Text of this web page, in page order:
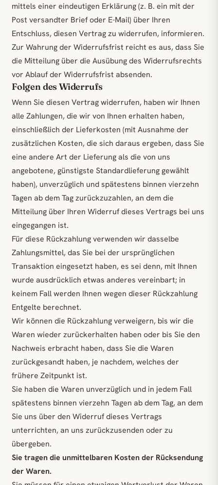
mittels einer eindeutigen Erklärung (z. B. ein mit der
Post versandter Brief oder E-Mail) über Ihren
Entschluss, diesen Vertrag zu widerrufen, informieren.
Zur Wahrung der Widerrufsfrist reicht es aus, dass Sie
die Mitteilung über die Ausübung des Widerrufsrechts
vor Ablauf der Widerrufsfrist absenden.
Folgen des Widerrufs
Wenn Sie diesen Vertrag widerrufen, haben wir Ihnen
alle Zahlungen, die wir von Ihnen erhalten haben,
einschließlich der Lieferkosten (mit Ausnahme der
zusätzlichen Kosten, die sich daraus ergeben, dass Sie
eine andere Art der Lieferung als die von uns
angebotene, günstigste Standardlieferung gewählt
haben), unverzüglich und spätestens binnen vierzehn
Tagen ab dem Tag zurückzuzahlen, an dem die
Mitteilung über Ihren Widerruf dieses Vertrags bei uns
eingegangen ist.
Für diese Rückzahlung verwenden wir dasselbe
Zahlungsmittel, das Sie bei der ursprünglichen
Transaktion eingesetzt haben, es sei denn, mit Ihnen
wurde ausdrücklich etwas anderes vereinbart; in
keinem Fall werden Ihnen wegen dieser Rückzahlung
Entgelte berechnet.
Wir können die Rückzahlung verweigern, bis wir die
Waren wieder zurückerhalten haben oder bis Sie den
Nachweis erbracht haben, dass Sie die Waren
zurückgesandt haben, je nachdem, welches der
frühere Zeitpunkt ist.
Sie haben die Waren unverzüglich und in jedem Fall
spätestens binnen vierzehn Tagen ab dem Tag, an dem
Sie uns über den Widerruf dieses Vertrags
unterrichten, an uns zurückzusenden oder zu
übergeben.
Sie tragen die unmittelbaren Kosten der Rücksendung
der Waren.